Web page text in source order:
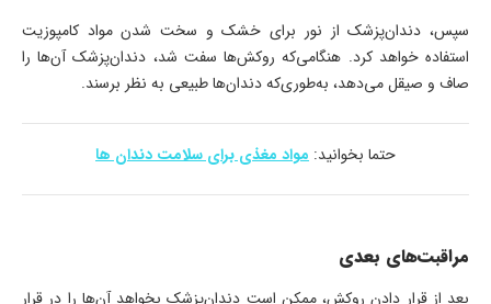
سپس، دندان‌پزشک از نور برای خشک و سخت شدن مواد کامپوزیت
استفاده خواهد کرد. هنگامی‌که روکش‌ها سفت شد، دندان‌پزشک آن‌ها را
صاف و صیقل می‌دهد، به‌طوری‌که دندان‌ها طبیعی به نظر برسند.
حتما بخوانید: مواد مغذی برای سلامت دندان ها
مراقبت‌های بعدی
بعد از قرار دادن روکش، ممکن است دندان‌پزشک بخواهد آن‌ها را در قرار